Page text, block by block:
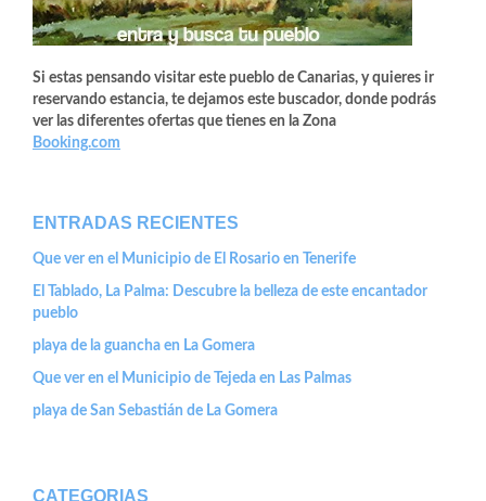
Si estas pensando visitar este pueblo de Canarias, y quieres ir
reservando estancia, te dejamos este buscador, donde podrás
ver las diferentes ofertas que tienes en la Zona
Booking.com
ENTRADAS RECIENTES
Que ver en el Municipio de El Rosario en Tenerife
El Tablado, La Palma: Descubre la belleza de este encantador
pueblo
playa de la guancha en La Gomera
Que ver en el Municipio de Tejeda en Las Palmas
playa de San Sebastián de La Gomera
CATEGORIAS